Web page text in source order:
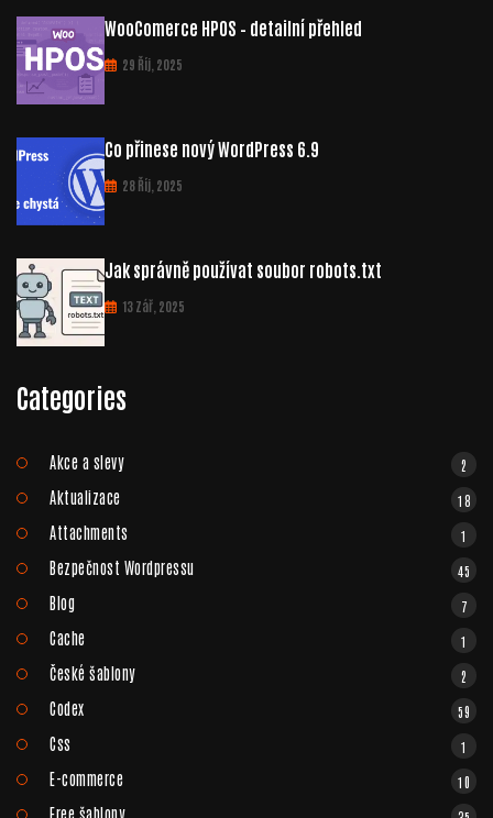
WooComerce HPOS – detailní přehled
29 Říj, 2025
Co přinese nový WordPress 6.9
28 Říj, 2025
Jak správně používat soubor robots.txt
13 Zář, 2025
Categories
Akce a slevy 2
Aktualizace 18
Attachments 1
Bezpečnost Wordpressu 45
Blog 7
Cache 1
České šablony 2
Codex 59
Css 1
E-commerce 10